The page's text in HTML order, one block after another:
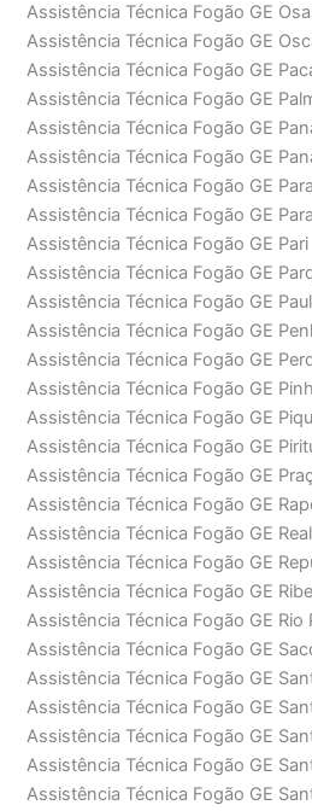
Assistência Técnica Fogão GE
Assistência Técnica Fogão GE
Assistência Técnica Fogão GE
Assistência Técnica Fogão GE
Assistência Técnica Fogão GE
Assistência Técnica Fogão GE
Assistência Técnica Fogão GE
Assistência Técnica Fogão GE
Assistência Técnica Fogão GE Pari
Assistência Técnica Fogão GE
Assistência Técnica Fogão GE
Assistência Técnica Fogão GE
Assistência Técnica Fogão GE
Assistência Técnica Fogão GE
Assistência Técnica Fogão GE
Assistência Técnica Fogão GE
Assistência Técnica Fogão GE
Assistência Técnica Fogão GE
Assistência Técnica Fogão GE
Assistência Técnica Fogão GE
Assistência Técnica Fogão GE
Assistência Técnica Fogão GE Rio
Assistência Técnica Fogão GE
Assistência Técnica Fogão GE
Assistência Técnica Fogão GE
Assistência Técnica Fogão GE
Assistência Técnica Fogão GE
Assistência Técnica Fogão GE